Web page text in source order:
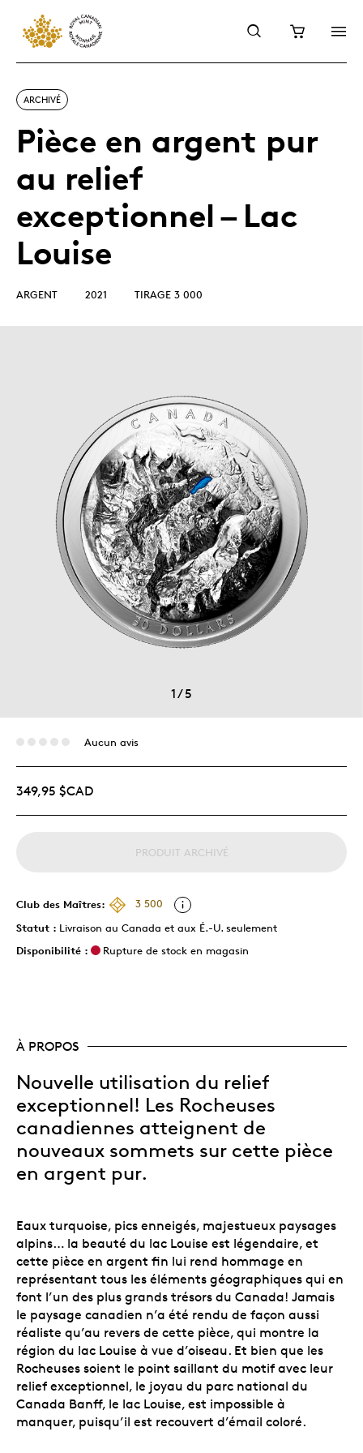
ARCHIVÉ
Pièce en argent pur
au relief
exceptionnel – Lac
Louise
ARGENT 2021 TIRAGE 3 000
1/5
Aucun avis
349,95 $CAD
PRODUIT ARCHIVÉ
Club des Maîtres:
3 500
Statut : Livraison au Canada et aux É.-U. seulement
Disponibilité :
Rupture de stock en magasin
À PROPOS
Nouvelle utilisation du relief
exceptionnel! Les Rocheuses
canadiennes atteignent de
nouveaux sommets sur cette pièce
en argent pur.
Eaux turquoise, pics enneigés, majestueux paysages
alpins… la beauté du lac Louise est légendaire, et
cette pièce en argent fin lui rend hommage en
représentant tous les éléments géographiques qui en
font l’un des plus grands trésors du Canada! Jamais
le paysage canadien n’a été rendu de façon aussi
réaliste qu’au revers de cette pièce, qui montre la
région du lac Louise à vue d’oiseau. Et bien que les
Rocheuses soient le point saillant du motif avec leur
relief exceptionnel, le joyau du parc national du
Canada Banff, le lac Louise, est impossible à
manquer, puisqu’il est recouvert d’émail coloré.